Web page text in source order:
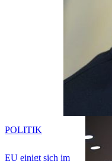
EU einigt sich im
POLITIK